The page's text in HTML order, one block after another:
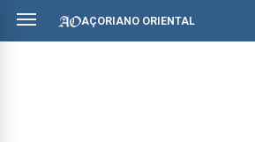
AÇORIANO ORIENTAL